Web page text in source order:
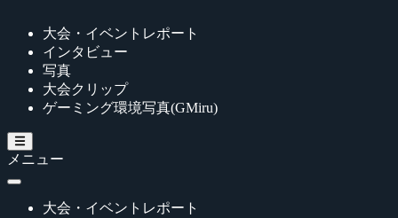
大会・イベントレポート
インタビュー
写真
大会クリップ
ゲーミング環境写真(GMiru)
メニュー
大会・イベントレポート